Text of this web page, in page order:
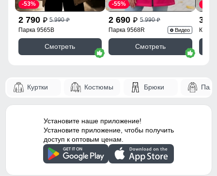
2 790 p 5 990p
-53%
Парка 9565B
Смотреть
2 690 p 5 990p
-55%
Парка 9568R Видео
Смотреть
3
Куртки Костюмы Брюки
Установите наше приложение!
Установите приложение, чтобы получить
доступ к оптовым ценам.